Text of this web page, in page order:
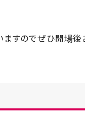
・入会希望
ますのでぜひ開場後